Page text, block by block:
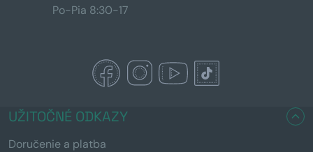
Po-Pia 8:30-17
UŽITOČNÉ ODKAZY
Doručenie a platba